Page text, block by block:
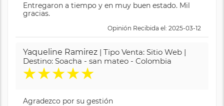
Entregaron a tiempo y en muy buen estado. Mil
gracias.
Opinión Recibida el: 2025-03-12
Yaqueline Ramirez | Tipo Venta: Sitio Web |
Destino: Soacha - san mateo - Colombia
★★★★★
Agradezco por su gestión